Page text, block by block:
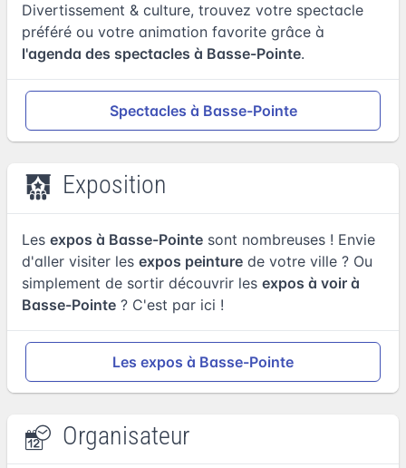
Divertissement & culture, trouvez votre spectacle
préféré ou votre animation favorite grâce à
l'agenda des spectacles à Basse-Pointe.
Spectacles à Basse-Pointe
Exposition
Les expos à Basse-Pointe sont nombreuses ! Envie
d'aller visiter les expos peinture de votre ville ? Ou
simplement de sortir découvrir les expos à voir à
Basse-Pointe ? C'est par ici !
Les expos à Basse-Pointe
Organisateur